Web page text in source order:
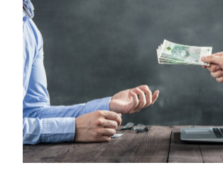
Auto do lasu
Dla drwala
Leśnik na zakupach
Z zagranicy
Edukacja
Lasy prywatne